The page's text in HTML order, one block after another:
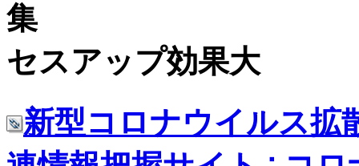
集 ◎
セスアップ効果大
新型コロナウイルス拡